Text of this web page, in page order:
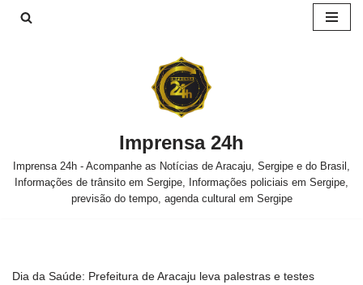
Imprensa 24h
Imprensa 24h - Acompanhe as Notícias de Aracaju, Sergipe e do Brasil,
Informações de trânsito em Sergipe, Informações policiais em Sergipe,
previsão do tempo, agenda cultural em Sergipe
Dia da Saúde: Prefeitura de Aracaju leva palestras e testes